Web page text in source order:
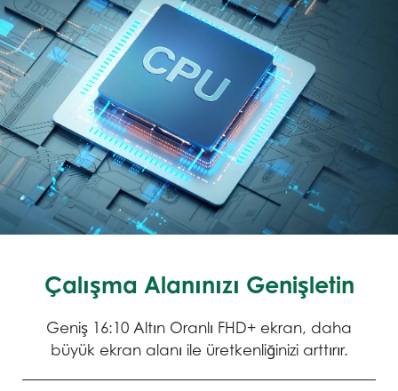
Çalışma Alanınızı Genişletin
Geniş 16:10 Altın Oranlı FHD+ ekran, daha
büyük ekran alanı ile üretkenliğinizi arttırır.